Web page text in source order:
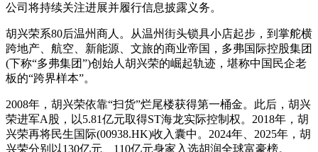
公司将持续关注进展并履行信息披露义务。
胡兴荣系80后温州商人。从温州街头锁具小店起步，到掌舵横
跨地产、航空、新能源、文旅的商业帝国，多弗国际控股集团
(下称“多弗集团”)创始人胡兴荣的崛起轨迹，堪称中国民企老
板的“跨界样本”。
2008年，胡兴荣依靠“扫货”烂尾楼获得第一桶金。此后，胡兴
荣进军A股，以5.81亿元取得ST海龙实际控制权。2018年，胡
兴荣再将民生国际(00938.HK)收入囊中。2024年、2025年，胡
兴荣分别以130亿元、110亿元身家入选胡润全球富豪榜。